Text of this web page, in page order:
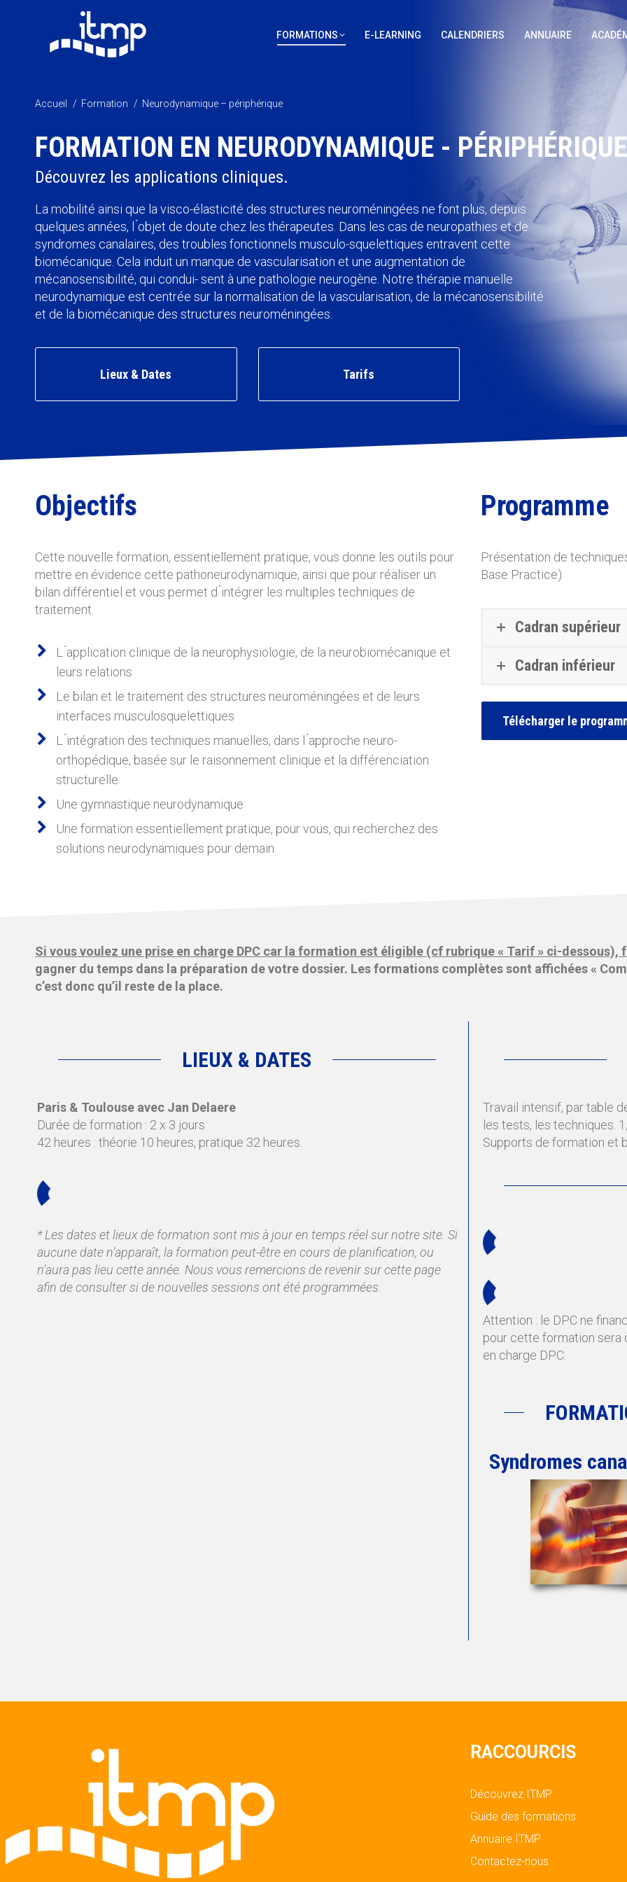
FORMATIONS E-LEARNING CALENDRIERS ANNUAIRE
Vous êtes ici :
Accueil Formation Neurodynamique – périphérique
FORMATION EN NEURODYNAMIQUE - PÉRIPHÉRIQUE
Découvrez les applications cliniques.
La mobilité ainsi que la visco-élasticité des structures neuroméningées ne font plus, depuis
quelques années, l ́objet de doute chez les thérapeutes. Dans les cas de neuropathies et de
syndromes canalaires, des troubles fonctionnels musculo-squelettiques entravent cette
biomécanique. Cela induit un manque de vascularisation et une augmentation de
mécanosensibilité, qui condui- sent à une pathologie neurogène. Notre thérapie manuelle
neurodynamique est centrée sur la normalisation de la vascularisation, de la mécanosensibilité
et de la biomécanique des structures neuroméningées.
Lieux & Dates Tarifs
Objectifs
Cette nouvelle formation, essentiellement pratique, vous donne les outils pour
mettre en évidence cette pathoneurodynamique, ainsi que pour réaliser un
bilan différentiel et vous permet d ́intégrer les multiples techniques de
traitement.
L ́application clinique de la neurophysiologie, de la neurobiomécanique et
leurs relations
Le bilan et le traitement des structures neuroméningées et de leurs
interfaces musculosquelettiques
L ́intégration des techniques manuelles, dans l ́approche neuro-
orthopédique, basée sur le raisonnement clinique et la différenciation
structurelle
Une gymnastique neurodynamique
Une formation essentiellement pratique, pour vous, qui recherchez des
solutions neurodynamiques pour demain
Programme
Présentation de
Base Practice)
Cadran supérieur
Cadran inférieur
Télécharger le
Si vous voulez une prise en charge DPC car la formation est éligible (cf rubrique « Tarif » ci-
gagner du temps dans la préparation de votre dossier. Les formations complètes sont affichées «
c’est donc qu’il reste de la place.
LIEUX & DATES
Paris & Toulouse avec Jan Delaere
Durée de formation : 2 x 3 jours
42 heures : théorie 10 heures, pratique 32 heures.
* Les dates et lieux de formation sont mis à jour en temps réel sur notre site. Si
aucune date n’apparaît, la formation peut-être en cours de planification, ou
n’aura pas lieu cette année. Nous vous remercions de revenir sur cette page
afin de consulter si de nouvelles sessions ont été programmées.
Travail intensif, par table
les tests, les techniques.
Supports de formation et
Attention : le DPC ne
pour cette formation sera
en charge DPC.
Syndromes
RACCOURCIS
Découvrez ITMP
Guide des formations
Annuaire ITMP
Contactez-nous